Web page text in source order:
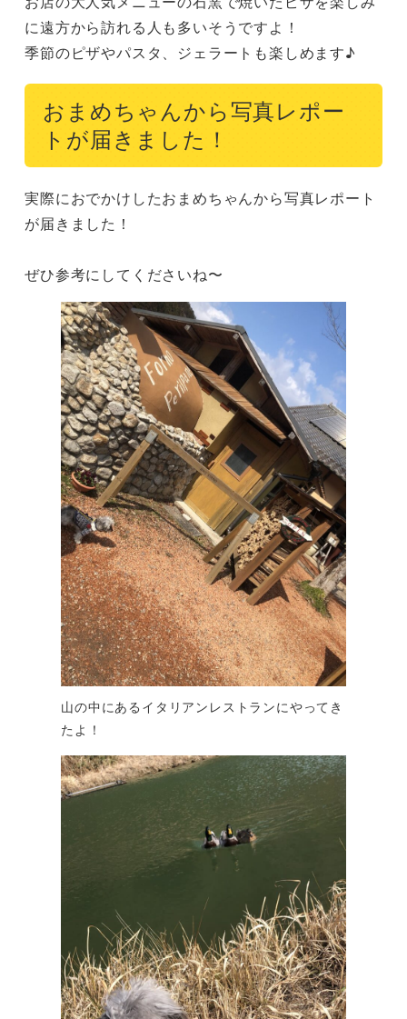
に遠方から訪れる人も多いそうですよ！
季節のピザやパスタ、ジェラートも楽しめます♪
おまめちゃんから写真レポー
トが届きました！
実際におでかけしたおまめちゃんから写真レポート
が届きました！
ぜひ参考にしてくださいね〜
山の中にあるイタリアンレストランにやってき
たよ！